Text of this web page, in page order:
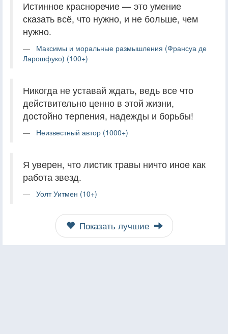
Истинное красноречие — это умение
сказать всё, что нужно, и не больше, чем
нужно.
Максимы и моральные размышления (Франсуа де
Ларошфуко) (100+)
Никогда не уставай ждать, ведь все что
действительно ценно в этой жизни,
достойно терпения, надежды и борьбы!
Неизвестный автор (1000+)
Я уверен, что листик травы ничто иное как
работа звезд.
Уолт Уитмен (10+)
Показать лучшие